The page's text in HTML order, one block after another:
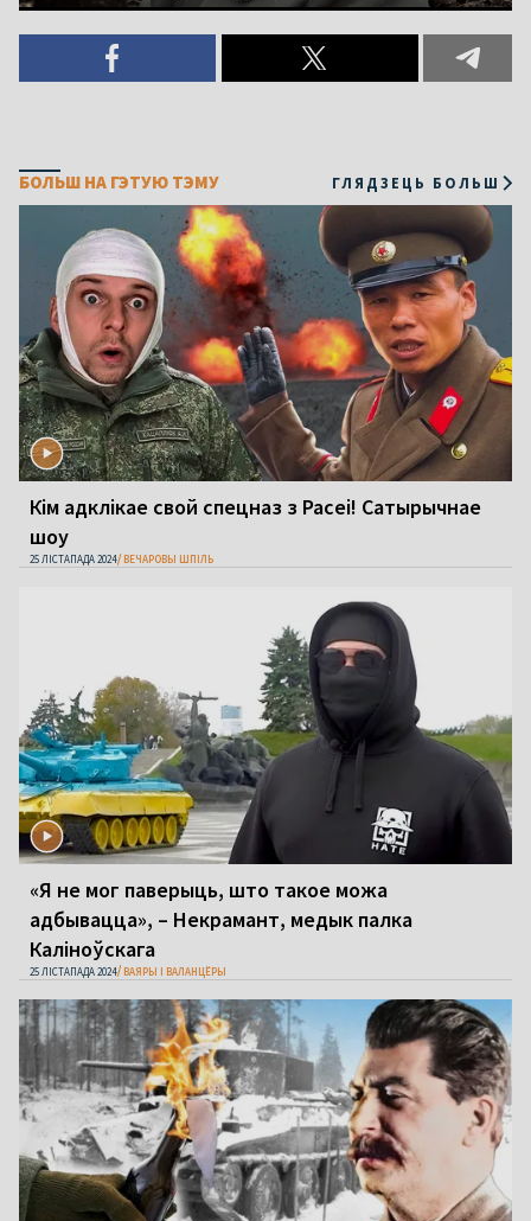
БОЛЬШ НА ГЭТУЮ ТЭМУ ГЛЯДЗЕЦЬ БОЛЬШ
Кім адклікае свой спецназ з Расеі! Сатырычнае
шоу
25 ЛІСТАПАДА 2024 ВЕЧАРОВЫ ШПІЛЬ
«Я не мог паверыць, што такое можа
адбывацца», – Некрамант, медык палка
Каліноўскага
25 ЛІСТАПАДА 2024 ВАЯРЫ І ВАЛАНЦЁРЫ